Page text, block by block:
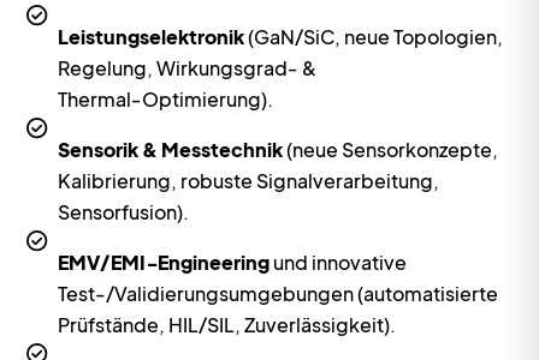
Leistungselektronik(GaN/SiC, neue Topologien,
Regelung, Wirkungsgrad‑ &
Thermal‑Optimierung).
Sensorik & Messtechnik(neue Sensorkonzepte,
Kalibrierung, robuste Signalverarbeitung,
Sensorfusion).
EMV/EMI‑Engineeringund innovative
Test-/Validierungsumgebungen (automatisierte
Prüfstände, HIL/SIL, Zuverlässigkeit).